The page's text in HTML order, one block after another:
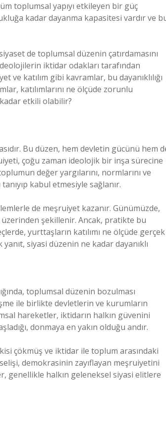
toplumsal yapıyı etkileyen bir güç
kadar dayanma kapasitesi vardır ve
de toplumsal düzenin çatırdamasını
iktidar odakları tarafından
katılım gibi kavramlar, bu dayanıklılığı
katılımlarını ne ölçüde zorunlu
etkili olabilir?
Bu düzen, hem devletin gücünü hem
çoğu zaman ideolojik bir inşa sürecine
değer yargılarını, normlarını ve
kabul etmesiyle sağlanır.
de meşruiyet kazanır. Günümüzde,
şekillenir. Ancak, pratikte bu
yurttaşların katılımı ne ölçüde gerçek
siyasi düzenin ne kadar dayanıklı
toplumsal düzenin bozulması
ile birlikte devletlerin ve kurumların
hareketler, iktidarın halkın güvenini
donmaya en yakın olduğu andır.
çökmüş ve iktidar ile toplum arasındaki
demokrasinin zayıflayan meşruiyetini
halkın geleneksel siyasi elitlere